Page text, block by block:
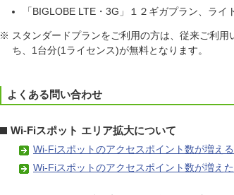
「BIGLOBE LTE・3G」１２ギガプラン、ラ
※ スタンダードプランをご利用の方は、従来ご利用
ち、1台分(1ライセンス)が無料となります。
よくある問い合わせ
Wi-Fiスポット エリア拡大について
Wi-Fiスポットのアクセスポイント数が増え
Wi-Fiスポットのアクセスポイント数が増え